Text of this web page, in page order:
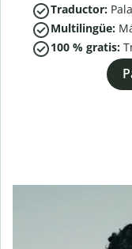
Traductor:
Multilingüe:
100 % gratis: